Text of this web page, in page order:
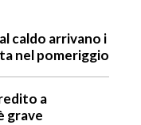
caldo arrivano i
nel pomeriggio
a
grave